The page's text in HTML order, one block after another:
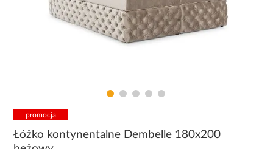
promocja
Łóżko kontynentalne Dembelle 180x200